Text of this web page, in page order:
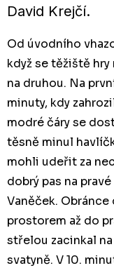
David Krejčí.
Od úvodního
když se těžiště
na druhou. Na
minuty, kdy
modré čáry se
těsně minul
mohli udeřit za
dobrý pas na
Vaněček.
prostorem až do
střelou zacinkal
svatyně. V 10.